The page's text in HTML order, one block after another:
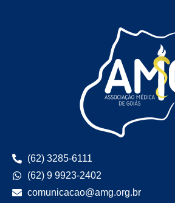
(62) 3285-6111
(62) 9 9923-2402
comunicacao@amg.org.br